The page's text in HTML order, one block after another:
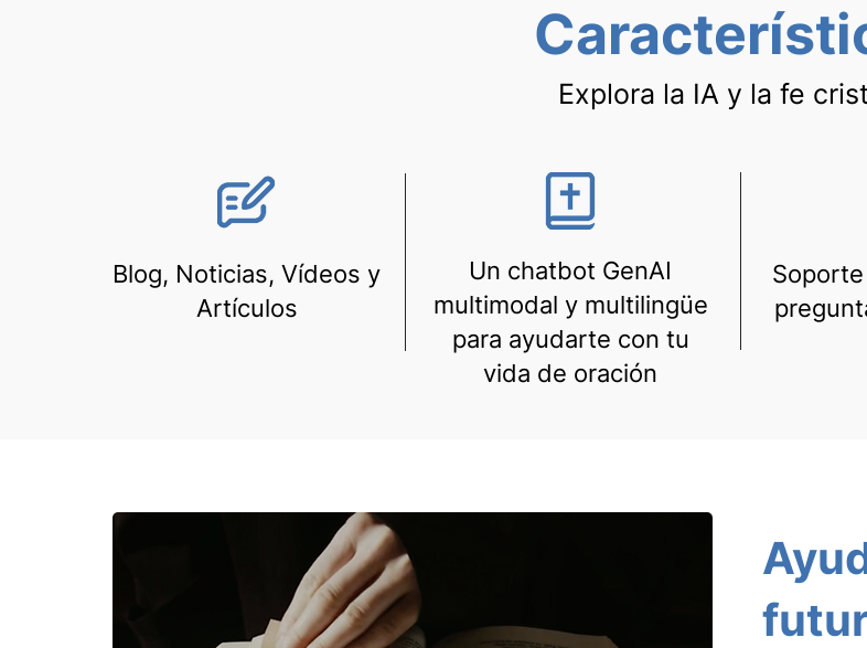
Explora la IA y la fe
Blog, Noticias, Vídeos y
Artículos
Un chatbot GenAI
multimodal y multilingüe
para ayudarte con tu
vida de oración